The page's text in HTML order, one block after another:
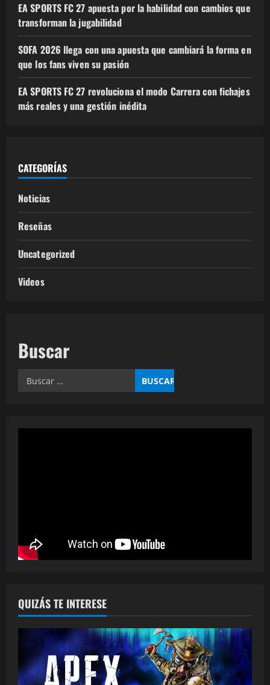
EA SPORTS FC 27 apuesta por la habilidad con cambios que
transforman la jugabilidad
SOFA 2026 llega con una apuesta que cambiará la forma en
que los fans viven su pasión
EA SPORTS FC 27 revoluciona el modo Carrera con fichajes
más reales y una gestión inédita
CATEGORÍAS
Noticias
Reseñas
Uncategorized
Videos
Buscar
QUIZÁS TE INTERESE